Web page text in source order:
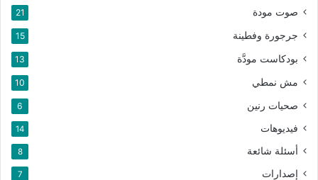
صوت مودة 21
جرجورة وفطينة 15
بودكاست مودَّة 13
مش نمطي 10
صحيات رنين 6
فيديوهات 14
أسئلة شائعة 8
إصدارات 7